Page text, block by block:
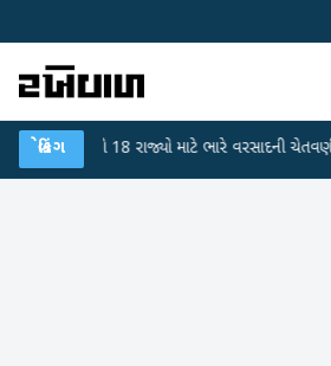
બ્રેકિંગ
18 રાજ્યો માટે ભારે વરસાદની ચેતવણી જારી કરી